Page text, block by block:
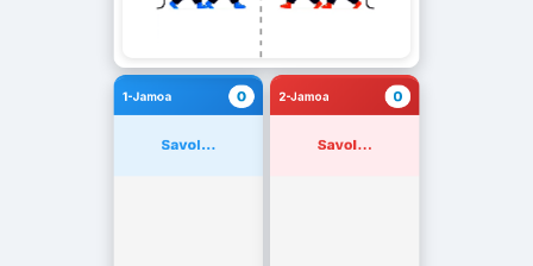
1-Jamoa 0
Savol...
2-Jamoa 0
Savol...